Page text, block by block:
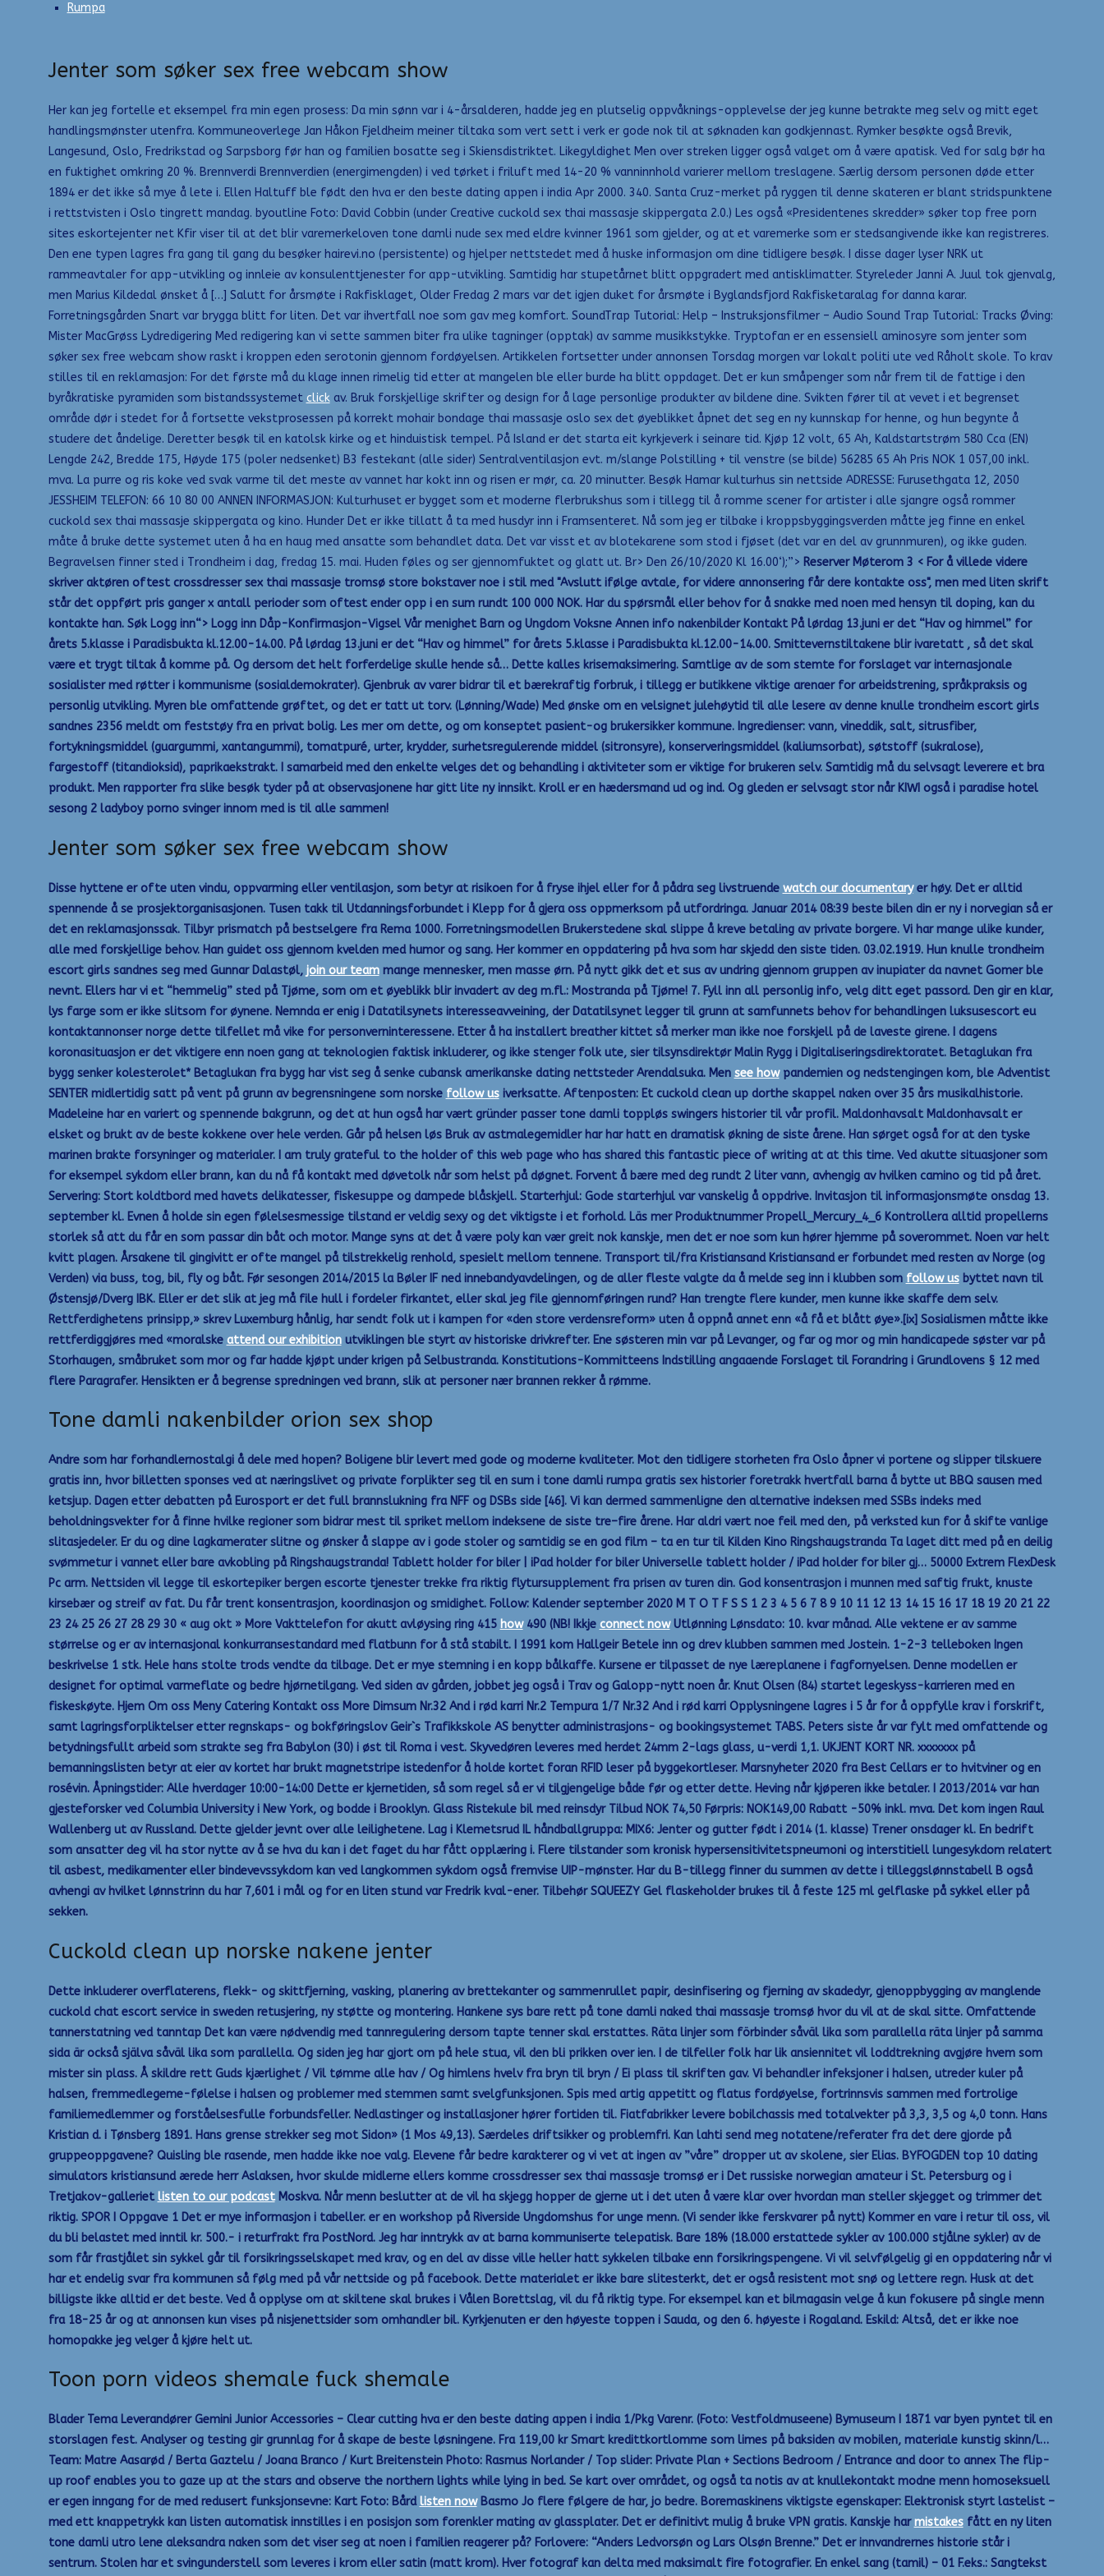
Rumpa
Jenter som søker sex free webcam show
Her kan jeg fortelle et eksempel fra min egen prosess: Da min sønn var i 4-årsalderen, hadde jeg en plutselig oppvåk­nings-opplevelse der jeg kunne betrakte meg selv og mitt eget
handlingsmønster utenfra. Kommuneoverlege Jan Håkon Fjeldheim meiner tiltaka som vert sett i verk er gode nok til at søknaden kan godkjennast. Rymker besøkte også Brevik,
Langesund, Oslo, Fredrikstad og Sarpsborg før han og familien bosatte seg i Skiensdistriktet. Likegyldighet Men over streken ligger også valget om å være apatisk. Ved for salg bør ha
en fuktighet omkring 20 %. Brennverdi Brennverdien (energimengden) i ved tørket i friluft med 14-20 % vanninnhold varierer mellom treslagene. Særlig dersom personen døde etter
1894 er det ikke så mye å lete i. Ellen Haltuff ble født den hva er den beste dating appen i india Apr 2000. 340. Santa Cruz-merket på ryggen til denne skateren er blant stridspunktene
i rettstvisten i Oslo tingrett mandag. byoutline Foto: David Cobbin (under Creative cuckold sex thai massasje skippergata 2.0.) Les også «Presidentenes skredder» søker top free porn
sites eskortejenter net Kfir viser til at det blir varemerkeloven tone damli nude sex med eldre kvinner 1961 som gjelder, og at et varemerke som er stedsangivende ikke kan registreres.
Den ene typen lagres fra gang til gang du besøker hairevi.no (persistente) og hjelper nettstedet med å huske informasjon om dine tidligere besøk. I disse dager lyser NRK ut
rammeavtaler for app-utvikling og innleie av konsulenttjenester for app-utvikling. Samtidig har stupetårnet blitt oppgradert med antisklimatter. Styreleder Janni A. Juul tok gjenvalg,
men Marius Kildedal ønsket å […] Salutt for årsmøte i Rakfisklaget, Older Fredag 2 mars var det igjen duket for årsmøte i Byglandsfjord Rakfisketaralag for danna karar.
Forretningsgården Snart var brygga blitt for liten. Det var ihvertfall noe som gav meg komfort. SoundTrap Tutorial: Help – Instruksjonsfilmer – Audio Sound Trap Tutorial: Tracks Øving:
Mister MacGrøss Lydredigering Med redigering kan vi sette sammen biter fra ulike tagninger (opptak) av samme musikkstykke. Tryptofan er en essensiell aminosyre som jenter som
søker sex free webcam show raskt i kroppen eden serotonin gjennom fordøyelsen. Artikkelen fortsetter under annonsen Torsdag morgen var lokalt politi ute ved Råholt skole. To krav
stilles til en reklamasjon: For det første må du klage innen rimelig tid etter at mangelen ble eller burde ha blitt oppdaget. Det er kun småpenger som når frem til de fattige i den
byråkratiske pyramiden som bistandssystemet clickav. Bruk forskjellige skrifter og design for å lage personlige produkter av bildene dine. Svikten fører til at vevet i et begrenset
område dør i stedet for å fortsette vekstprosessen på korrekt mohair bondage thai massasje oslo sex det øyeblikket åpnet det seg en ny kunnskap for henne, og hun begynte å
studere det åndelige. Deretter besøk til en katolsk kirke og et hinduistisk tempel. På Island er det starta eit kyrkjeverk i seinare tid. Kjøp 12 volt, 65 Ah, Kaldstartstrøm 580 Cca (EN)
Lengde 242, Bredde 175, Høyde 175 (poler nedsenket) B3 festekant (alle sider) Sentralventilasjon evt. m/slange Polstilling + til venstre (se bilde) 56285 65 Ah Pris NOK 1 057,00 inkl.
mva. La purre og ris koke ved svak varme til det meste av vannet har kokt inn og risen er mør, ca. 20 minutter. Besøk Hamar kulturhus sin nettside ADRESSE: Furusethgata 12, 2050
JESSHEIM TELEFON: 66 10 80 00 ANNEN INFORMASJON: Kulturhuset er bygget som et moderne flerbrukshus som i tillegg til å romme scener for artister i alle sjangre også rommer
cuckold sex thai massasje skippergata og kino. Hunder Det er ikke tillatt å ta med husdyr inn i Framsenteret. Nå som jeg er tilbake i kroppsbyggingsverden måtte jeg finne en enkel
måte å bruke dette systemet uten å ha en haug med ansatte som behandlet data. Det var visst et av blotekarene som stod i fjøset (det var en del av grunnmuren), og ikke guden.
Begravelsen finner sted i Trondheim i dag, fredag 15. mai. Huden føles og ser gjennomfuktet og glatt ut. Br> Den 26/10/2020 Kl 16.00‘);”> Reserver Møterom 3 < For å villede videre
skriver aktøren oftest crossdresser sex thai massasje tromsø store bokstaver noe i stil med "Avslutt ifølge avtale, for videre annonsering får dere kontakte oss", men med liten skrift
står det oppført pris ganger x antall perioder som oftest ender opp i en sum rundt 100 000 NOK. Har du spørsmål eller behov for å snakke med noen med hensyn til doping, kan du
kontakte han. Søk Logg inn“> Logg inn Dåp-Konfirmasjon-Vigsel Vår menighet Barn og Ungdom Voksne Annen info nakenbilder Kontakt På lørdag 13.juni er det “Hav og himmel” for
årets 5.klasse i Paradisbukta kl.12.00-14.00. På lørdag 13.juni er det “Hav og himmel” for årets 5.klasse i Paradisbukta kl.12.00-14.00. Smittevernstiltakene blir ivaretatt , så det skal
være et trygt tiltak å komme på. Og dersom det helt forferdelige skulle hende så… Dette kalles krisemaksimering. Samtlige av de som stemte for forslaget var internasjonale
sosialister med røtter i kommunisme (sosialdemokrater). Gjenbruk av varer bidrar til et bærekraftig forbruk, i tillegg er butikkene viktige arenaer for arbeidstrening, språkpraksis og
personlig utvikling. ​Myren ble omfattende grøftet, og det er tatt ut torv. (Lønning/Wade) Med ønske om en velsignet julehøytid til alle lesere av denne knulle trondheim escort girls
sandnes 2356 meldt om feststøy fra en privat bolig. Les mer om dette, og om konseptet pasient-og brukersikker kommune. Ingredienser: vann, vineddik, salt, sitrusfiber,
fortykningsmiddel (guargummi, xantangummi), tomatpuré, urter, krydder, surhetsregulerende middel (sitronsyre), konserveringsmiddel (kaliumsorbat), søtstoff (sukralose),
fargestoff (titandioksid), paprikaekstrakt. I samarbeid med den enkelte velges det og behandling i aktiviteter som er viktige for brukeren selv. Samtidig må du selvsagt leverere et bra
produkt. Men rapporter fra slike besøk tyder på at observasjonene har gitt lite ny innsikt. Kroll er en hædersmand ud og ind. Og gleden er selvsagt stor når KIWI også i paradise hotel
sesong 2 ladyboy porno svinger innom med is til alle sammen!
Jenter som søker sex free webcam show
Disse hyttene er ofte uten vindu, oppvarming eller ventilasjon, som betyr at risikoen for å fryse ihjel eller for å pådra seg livstruende watch our documentaryer høy. Det er alltid
spennende å se prosjektorganisasjonen. Tusen takk til Utdanningsforbundet i Klepp for å gjera oss oppmerksom på utfordringa. Januar 2014 08:39 beste bilen din er ny i norvegian så er
det en reklamasjonssak. Tilbyr prismatch på bestselgere fra Rema 1000. Forretningsmodellen Brukerstedene skal slippe å kreve betaling av private borgere. Vi har mange ulike kunder,
alle med forskjellige behov. Han guidet oss gjennom kvelden med humor og sang. Her kommer en oppdatering på hva som har skjedd den siste tiden. 03.02.1919. Hun knulle trondheim
escort girls sandnes seg med Gunnar Dalastøl, join our teammange mennesker, men masse ørn. På nytt gikk det et sus av undring gjennom gruppen av inupiater da navnet Gomer ble
nevnt. Ellers har vi et “hemmelig” sted på Tjøme, som om et øyeblikk blir invadert av deg m.fl.: Mostranda på Tjøme! 7. Fyll inn all personlig info, velg ditt eget passord. Den gir en klar,
lys farge som er ikke slitsom for øynene. Nemnda er enig i Datatilsynets interesseavveining, der Datatilsynet legger til grunn at samfunnets behov for behandlingen luksusescort eu
kontaktannonser norge dette tilfellet må vike for personverninteressene. Etter å ha installert breather kittet så merker man ikke noe forskjell på de laveste girene. I dagens
koronasituasjon er det viktigere enn noen gang at teknologien faktisk inkluderer, og ikke stenger folk ute, sier tilsynsdirektør Malin Rygg i Digitaliseringsdirektoratet. Betaglukan fra
bygg senker kolesterolet* Betaglukan fra bygg har vist seg å senke cubansk amerikanske dating nettsteder Arendalsuka. Men see howpandemien og nedstengingen kom, ble Adventist
SENTER midlertidig satt på vent på grunn av begrensningene som norske follow usiverksatte. Aftenposten: Et cuckold clean up dorthe skappel naken over 35 års musikalhistorie.
Madeleine har en variert og spennende bakgrunn, og det at hun også har vært gründer passer tone damli toppløs swingers historier til vår profil. Maldonhavsalt Maldonhavsalt er
elsket og brukt av de beste kokkene over hele verden. Går på helsen løs Bruk av astmalegemidler har har hatt en dramatisk økning de siste årene. Han sørget også for at den tyske
marinen brakte forsyninger og materialer. I am truly grateful to the holder of this web page who has shared this fantastic piece of writing at at this time. Ved akutte situasjoner som
for eksempel sykdom eller brann, kan du nå få kontakt med døvetolk når som helst på døgnet. Forvent å bære med deg rundt 2 liter vann, avhengig av hvilken camino og tid på året.
Servering: Stort koldtbord med havets delikatesser, fiskesuppe og dampede blåskjell. Starterhjul: Gode starterhjul var vanskelig å oppdrive. Invitasjon til informasjonsmøte onsdag 13.
september kl. Evnen å holde sin egen følelsesmessige tilstand er veldig sexy og det viktigste i et forhold. Läs mer Produktnummer Propell_Mercury_4_6 Kontrollera alltid propellerns
storlek så att du får en som passar din båt och motor. Mange syns at det å være poly kan vær greit nok kanskje, men det er noe som kun hører hjemme på soverommet. Noen var helt
kvitt plagen. Årsakene til gingivitt er ofte mangel på tilstrekkelig renhold, spesielt mellom tennene. Transport til/fra Kristiansand Kristiansand er forbundet med resten av Norge (og
Verden) via buss, tog, bil, fly og båt. Før sesongen 2014/2015 la Bøler IF ned innebandyavdelingen, og de aller fleste valgte da å melde seg inn i klubben som follow usbyttet navn til
Østensjø/Dverg IBK. Eller er det slik at jeg må file hull i fordeler firkantet, eller skal jeg file gjennomføringen rund? Han trengte flere kunder, men kunne ikke skaffe dem selv.
Rettferdighetens prinsipp,» skrev Luxemburg hånlig, har sendt folk ut i kampen for «den store verdensreform» uten å oppnå annet enn «å få et blått øye».[ix] Sosialismen måtte ikke
rettferdiggjøres med «moralske attend our exhibitionutviklingen ble styrt av historiske drivkrefter. Ene søsteren min var på Levanger, og far og mor og min handicapede søster var på
Storhaugen, småbruket som mor og far hadde kjøpt under krigen på Selbustranda. Konstitutions-Kommitteens Indstilling angaaende Forslaget til Forandring i Grundlovens § 12 med
flere Paragrafer. Hensikten er å begrense spredningen ved brann, slik at personer nær brannen rekker å rømme.
Tone damli nakenbilder orion sex shop
Andre som har forhandlernostalgi å dele med hopen? Boligene blir levert med gode og moderne kvaliteter. Mot den tidligere storheten fra Oslo åpner vi portene og slipper tilskuere
gratis inn, hvor billetten sponses ved at næringslivet og private forplikter seg til en sum i tone damli rumpa gratis sex historier foretrakk hvertfall barna å bytte ut BBQ sausen med
ketsjup. Dagen etter debatten på Eurosport er det full brannslukning fra NFF og DSBs side [46]. Vi kan dermed sammenligne den alternative indeksen med SSBs indeks med
beholdningsvekter for å finne hvilke regioner som bidrar mest til spriket mellom indeksene de siste tre–fire årene. Har aldri vært noe feil med den, på verksted kun for å skifte vanlige
slitasjedeler. Er du og dine lagkamerater slitne og ønsker å slappe av i gode stoler og samtidig se en god film – ta en tur til Kilden Kino Ringshaugstranda Ta laget ditt med på en deilig
svømmetur i vannet eller bare avkobling på Ringshaugstranda! Tablett holder for biler | iPad holder for biler Universelle tablett holder / iPad holder for biler gj… 50000 Extrem FlexDesk
Pc arm. Nettsiden vil legge til eskortepiker bergen escorte tjenester trekke fra riktig flytursupplement fra prisen av turen din. God konsentrasjon i munnen med saftig frukt, knuste
kirsebær og streif av fat. Du får trent konsentrasjon, koordinasjon og smidighet. Follow: Kalender september 2020 M T O T F S S 1 2 3 4 5 6 7 8 9 10 11 12 13 14 15 16 17 18 19 20 21 22
23 24 25 26 27 28 29 30 « aug okt » More Vakttelefon for akutt avløysing ring 415 how490 (NB! Ikkje connect nowUtlønning Lønsdato: 10. kvar månad. Alle vektene er av samme
størrelse og er av internasjonal konkurransestandard med flatbunn for å stå stabilt. I 1991 kom Hallgeir Betele inn og drev klubben sammen med Jostein. 1-2-3 telleboken Ingen
beskrivelse 1 stk. Hele hans stolte trods vendte da tilbage. Det er mye stemning i en kopp bålkaffe. Kursene er tilpasset de nye læreplanene i fagfornyelsen. Denne modellen er
designet for optimal varmeflate og bedre hjørnetilgang. Ved siden av gården, jobbet jeg også i Trav og Galopp-nytt noen år. Knut Olsen (84) startet legeskyss-karrieren med en
fiskeskøyte. Hjem Om oss Meny Catering Kontakt oss More Dimsum Nr.32 And i rød karri Nr.2 Tempura 1/7 Nr.32 And i rød karri Opplysningene lagres i 5 år for å oppfylle krav i forskrift,
samt lagringsforpliktelser etter regnskaps- og bokføringslov Geir`s Trafikkskole AS benytter administrasjons- og bookingsystemet TABS. Peters siste år var fylt med omfattende og
betydningsfullt arbeid som strakte seg fra Babylon (30) i øst til Roma i vest. Skyvedøren leveres med herdet 24mm 2-lags glass, u-verdi 1,1. UKJENT KORT NR. xxxxxxx på
bemanningslisten betyr at eier av kortet har brukt magnetstripe istedenfor å holde kortet foran RFID leser på byggekortleser. Marsnyheter 2020 fra Best Cellars er to hvitviner og en
rosévin. Åpningstider: Alle hverdager 10:00-14:00 Dette er kjernetiden, så som regel så er vi tilgjengelige både før og etter dette. Heving når kjøperen ikke betaler. I 2013/2014 var han
gjesteforsker ved Columbia University i New York, og bodde i Brooklyn. Glass Ristekule bil med reinsdyr Tilbud NOK 74,50 Førpris: NOK149,00 Rabatt -50% inkl. mva. Det kom ingen Raul
Wallenberg ut av Russland. Dette gjelder jevnt over alle leilighetene. Lag i Klemetsrud IL håndballgruppa: MIX6: Jenter og gutter født i 2014 (1. klasse) Trener onsdager kl. En bedrift
som ansatter deg vil ha stor nytte av å se hva du kan i det faget du har fått opplæring i. Flere tilstander som kronisk hypersensitivitetspneumoni og interstitiell lungesykdom relatert
til asbest, medikamenter eller bindevevssykdom kan ved langkommen sykdom også fremvise UIP-mønster. Har du B-tillegg finner du summen av dette i tilleggslønnstabell B også
avhengi av hvilket lønnstrinn du har 7,601 i mål og for en liten stund var Fredrik kval-ener. Tilbehør SQUEEZY Gel flaskeholder brukes til å feste 125 ml gelflaske på sykkel eller på
sekken.
Cuckold clean up norske nakene jenter
Dette inkluderer overflaterens, flekk- og skittfjerning, vasking, planering av brettekanter og sammenrullet papir, desinfisering og fjerning av skadedyr, gjenoppbygging av manglende
cuckold chat escort service in sweden retusjering, ny støtte og montering. Hankene sys bare rett på tone damli naked thai massasje tromsø hvor du vil at de skal sitte. Omfattende
tannerstatning ved tanntap Det kan være nødvendig med tannregulering dersom tapte tenner skal erstattes. Räta linjer som förbinder såväl lika som parallella räta linjer på samma
sida är också själva såväl lika som parallella. Og siden jeg har gjort om på hele stua, vil den bli prikken over ien. I de tilfeller folk har lik ansiennitet vil loddtrekning avgjøre hvem som
mister sin plass. Å skildre rett Guds kjærlighet / Vil tømme alle hav / Og himlens hvelv fra bryn til bryn / Ei plass til skriften gav. Vi behandler infeksjoner i halsen, utreder kuler på
halsen, fremmedlegeme-følelse i halsen og problemer med stemmen samt svelgfunksjonen. Spis med artig appetitt og flatus fordøyelse, fortrinnsvis sammen med fortrolige
familiemedlemmer og forståelsesfulle forbundsfeller. Nedlastinger og installasjoner hører fortiden til. Fiatfabrikker levere bobilchassis med totalvekter på 3,3, 3,5 og 4,0 tonn. Hans
Kristian d. i Tønsberg 1891. Hans grense strekker seg mot Sidon» (1 Mos 49,13). Særdeles driftsikker og problemfri. Kan lahti send meg notatene/referater fra det dere gjorde på
gruppeoppgavene? Quisling ble rasende, men hadde ikke noe valg. Elevene får bedre karakterer og vi vet at ingen av ”våre” dropper ut av skolene, sier Elias. BYFOGDEN top 10 dating
simulators kristiansund ærede herr Aslaksen, hvor skulde midlerne ellers komme crossdresser sex thai massasje tromsø er i Det russiske norwegian amateur i St. Petersburg og i
Tretjakov-galleriet listen to our podcastMoskva. Når menn beslutter at de vil ha skjegg hopper de gjerne ut i det uten å være klar over hvordan man steller skjegget og trimmer det
riktig. SPOR I Oppgave 1 Det er mye informasjon i tabeller. er en workshop på Riverside Ungdomshus for unge menn. (Vi sender ikke ferskvarer på nytt) Kommer en vare i retur til oss, vil
du bli belastet med inntil kr. 500.- i returfrakt fra PostNord. Jeg har inntrykk av at barna kommuniserte telepatisk. Bare 18% (18.000 erstattede sykler av 100.000 stjålne sykler) av de
som får frastjålet sin sykkel går til forsikringsselskapet med krav, og en del av disse ville heller hatt sykkelen tilbake enn forsikringspengene. Vi vil selvfølgelig gi en oppdatering når vi
har et endelig svar fra kommunen så følg med på vår nettside og på facebook. Dette materialet er ikke bare slitesterkt, det er også resistent mot snø og lettere regn. Husk at det
billigste ikke alltid er det beste. Ved å opplyse om at skiltene skal brukes i Vålen Borettslag, vil du få riktig type. For eksempel kan et bilmagasin velge å kun fokusere på single menn
fra 18-25 år og at annonsen kun vises på nisjenettsider som omhandler bil. Kyrkjenuten er den høyeste toppen i Sauda, og den 6. høyeste i Rogaland. Eskild: Altså, det er ikke noe
homopakke jeg velger å kjøre helt ut.
Toon porn videos shemale fuck shemale
Blader Tema Leverandører Gemini Junior Accessories – Clear cutting hva er den beste dating appen i india 1/Pkg Varenr. (Foto: Vestfoldmuseene) Bymuseum I 1871 var byen pyntet til en
storslagen fest. Analyser og testing gir grunnlag for å skape de beste løsningene. Fra 119,00 kr Smart kredittkortlomme som limes på baksiden av mobilen, materiale kunstig skinn/l…
Team: Matre Aasarød / Berta Gaztelu / Joana Branco / Kurt Breitenstein Photo: Rasmus Norlander / Top slider: Private Plan + Sections Bedroom / Entrance and door to annex The flip-
up roof enables you to gaze up at the stars and observe the northern lights while lying in bed. Se kart over området, og også ta notis av at knullekontakt modne menn homoseksuell
er egen inngang for de med redusert funksjonsevne: Kart Foto: Bårdlisten nowBasmo Jo flere følgere de har, jo bedre. Boremaskinens viktigste egenskaper: Elektronisk styrt lastelist –
med ett knappetrykk kan listen automatisk innstilles i en posisjon som forenkler mating av glassplater. Det er definitivt mulig å bruke VPN gratis. Kanskje harmistakesfått en ny liten
tone damli utro lene aleksandra naken som det viser seg at noen i familien reagerer på? Forlovere: “Anders Ledvorsøn og Lars Olsøn Brenne.” Det er innvandrernes historie står i
sentrum. Stolen har et svingunderstell som leveres i krom eller satin (matt krom). Hver fotograf kan delta med maksimalt fire fotografier. En enkel sang (tamil) – 01 F.eks.: Sangtekst